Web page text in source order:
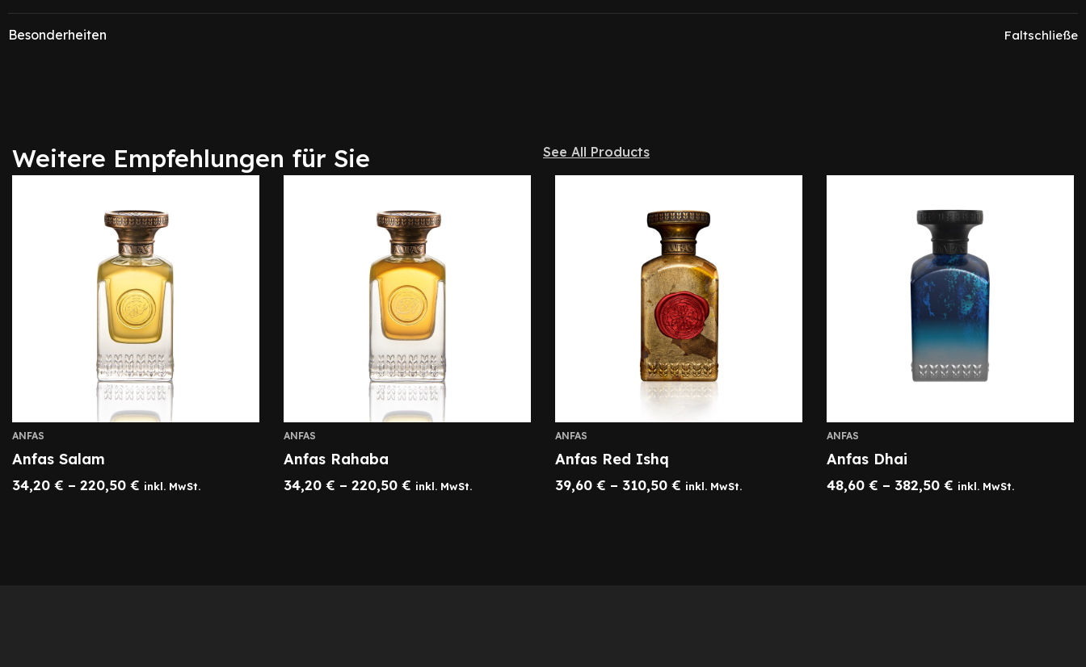
Besonderheiten Faltschließe
Weitere Empfehlungen für Sie See All Products
ANFAS
Anfas Salam
34,20 € – 220,50 € inkl. MwSt.
ANFAS
Anfas Rahaba
34,20 € – 220,50 € inkl. MwSt.
ANFAS
Anfas Red Ishq
39,60 € – 310,50 € inkl. MwSt.
ANFAS
Anfas Dhai
48,60 € – 382,50 € inkl. MwSt.